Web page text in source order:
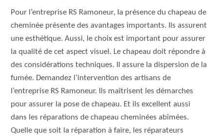
Pour l’entreprise RS Ramoneur, la présence du chapeau de
cheminée présente des avantages importants. Ils assurent
une esthétique. Aussi, le choix est important pour assurer
la qualité de cet aspect visuel. Le chapeau doit répondre à
des considérations techniques. Il assure la dispersion de la
fumée. Demandez l’intervention des artisans de
l’entreprise RS Ramoneur. Ils maîtrisent les démarches
pour assurer la pose de chapeau. Et ils excellent aussi
dans les réparations de chapeau cheminées abîmées.
Quelle que soit la réparation à faire, les réparateurs